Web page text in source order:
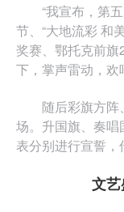
“我宣布，第
节、“大地流彩 和
奖赛、鄂托克前旗
下，掌声雷动，欢
随后彩旗方阵
场。升国旗、奏
表分别进行宣誓，
文